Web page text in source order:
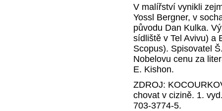
V malířství vynikli
Yossl Bergner, v
původu Dan Kulka.
sídliště v Tel Avivu) a
Scopus). Spisovatel
Nobelovu cenu za
E. Kishon.
ZDROJ:
chovat v cizině. 1.
703-3774-5.